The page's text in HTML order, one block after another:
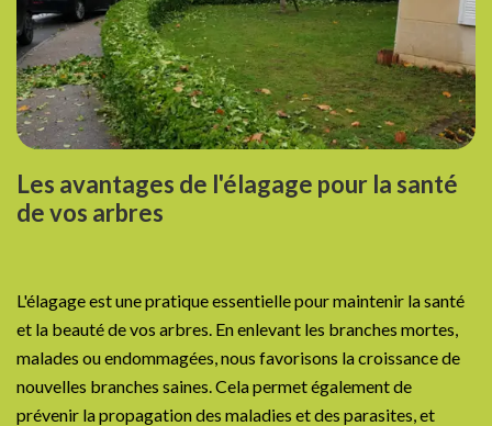
Les avantages de l'élagage pour la santé
de vos arbres
L'élagage est une pratique essentielle pour maintenir la santé
et la beauté de vos arbres. En enlevant les branches mortes,
malades ou endommagées, nous favorisons la croissance de
nouvelles branches saines. Cela permet également de
prévenir la propagation des maladies et des parasites, et